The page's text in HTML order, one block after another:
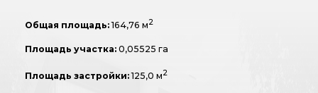
Общая площадь:164,76 м2
Площадь участка: 0,05525 га
Площадь застройки:125,0 м2